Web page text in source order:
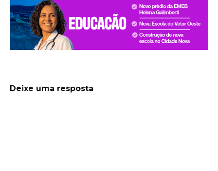
Deixe uma resposta